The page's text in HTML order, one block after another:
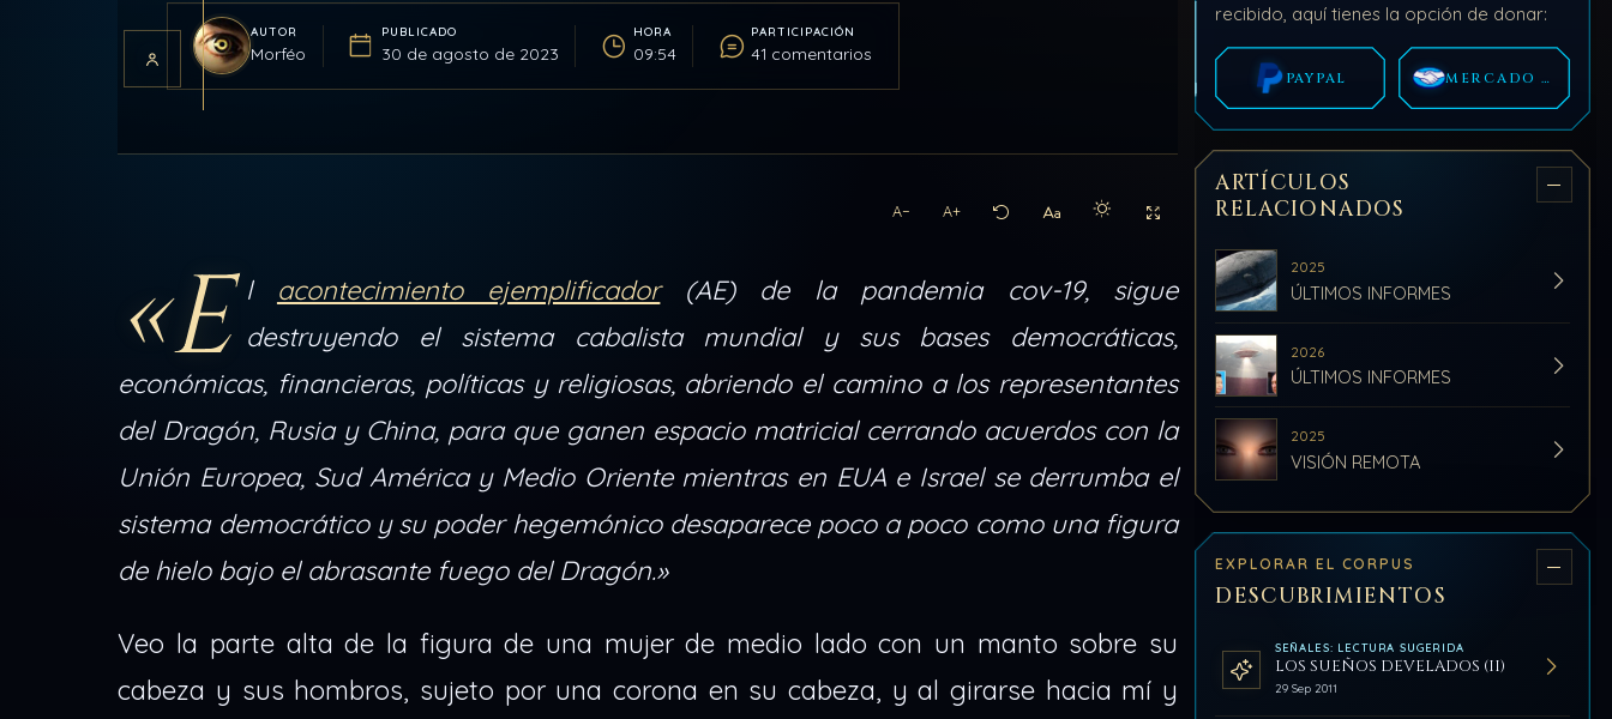
AUTOR
Morféo
PUBLICADO
30 de agosto de 2023
HORA
09:54
PARTICIPACIÓN
41 comentarios
A− A+
Activar modo claro de lectura
Sin distracciones
«E l acontecimiento ejemplificador(AE) de la pandemia cov-19, sigue
destruyendo el sistema cabalista mundial y sus bases democráticas,
económicas, financieras, políticas y religiosas, abriendo el camino a los representantes
del Dragón, Rusia y China, para que ganen espacio matricial cerrando acuerdos con la
Unión Europea, Sud América y Medio Oriente mientras en EUA e Israel se derrumba el
sistema democrático y su poder hegemónico desaparece poco a poco como una figura
de hielo bajo el abrasante fuego del Dragón.»
Veo la parte alta de la figura de una mujer de medio lado con un manto sobre su
cabeza y sus hombros, sujeto por una corona en su cabeza, y al girarse hacia mí y
recibido, aquí tienes la opción de donar:
PAYPAL MERCADO PAGO
ARTÍCULOS
RELACIONADOS
2025
ÚLTIMOS INFORMES
2026
ÚLTIMOS INFORMES
2025
VISIÓN REMOTA
EXPLORAR EL CORPUS
DESCUBRIMIENTOS
SEÑALES: LECTURA SUGERIDA
LOS SUEÑOS DEVELADOS (II)
29 Sep 2011